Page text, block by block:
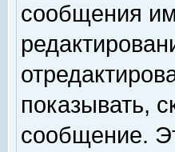
сообщения
показывать,
сообщение.